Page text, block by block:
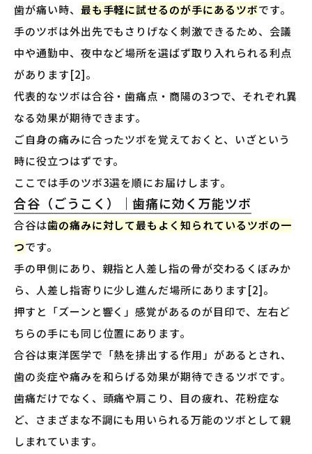
歯が痛い時、 最も手軽に試せるのが手にあるツボです。
手のツボは外出先でもさりげなく刺激できるため、会議
中や通勤中、夜中など場所を選ばず取り入れられる利点
があります[2]。
代表的なツボは合谷・歯痛点・商陽の3つで、それぞれ異
なる効果が期待できます。
ご自身の痛みに合ったツボを覚えておくと、いざという
時に役立つはずです。
ここでは手のツボ3選を順にお届けします。
合谷（ごうこく）｜歯痛に効く万能ツボ
合谷は歯の痛みに対して最もよく知られているツボの一
つです。
手の甲側にあり、親指と人差し指の骨が交わるくぼみか
ら、人差し指寄りに少し進んだ場所にあります[2]。
押すと「ズーンと響く」感覚があるのが目印で、左右ど
ちらの手にも同じ位置にあります。
合谷は東洋医学で「熱を排出する作用」があるとされ、
歯の炎症や痛みを和らげる効果が期待できるツボです。
歯痛だけでなく、頭痛や肩こり、目の疲れ、花粉症な
ど、さまざまな不調にも用いられる万能のツボとして親
しまれています。